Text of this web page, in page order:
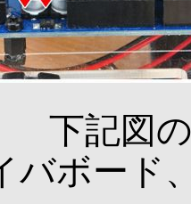
下記図
バボード